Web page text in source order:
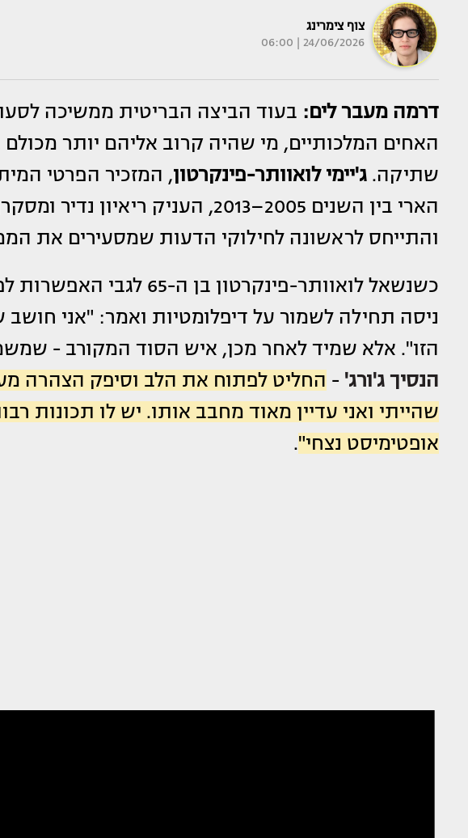
צוף צימרינג
24/06/2026 | 06:00
דרמה מעבר לים: בעוד הביצה הבריטית ממשיכה
האחים המלכותיים, מי שהיה קרוב אליהם יותר
שתיקה.ג'יימי לואוותר-פינקרטון, המזכיר הפרטי
והתייחס לראשונה לחילוקי הדעות שמסעירים את
כשנשאל לואוותר-פינקרטון
ניסה תחילה לשמור על דיפלומטיות ואמר: "אני
הזו". אלא שמיד לאחר מכן, איש הסוד המקורב -
הנסיך ג'ורג' - החליט לפתוח את הלב וסיפק הצהרה
שהייתי ואני עדיין מאוד מחבב אותו. יש לו תכונות
אופטימיסט נצחי".